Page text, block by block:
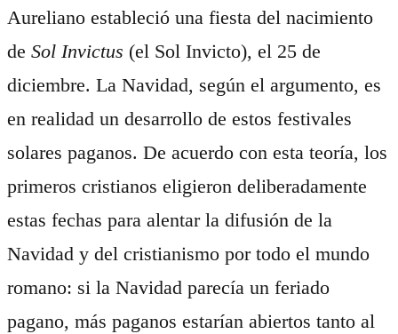
Aureliano estableció una fiesta del nacimiento
de Sol Invictus (el Sol Invicto), el 25 de
diciembre. La Navidad, según el argumento, es
en realidad un desarrollo de estos festivales
solares paganos. De acuerdo con esta teoría, los
primeros cristianos eligieron deliberadamente
estas fechas para alentar la difusión de la
Navidad y del cristianismo por todo el mundo
romano: si la Navidad parecía un feriado
pagano, más paganos estarían abiertos tanto al